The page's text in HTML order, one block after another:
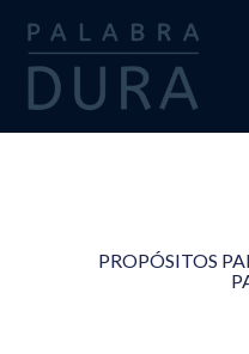
contenido
PROPÓSITOS